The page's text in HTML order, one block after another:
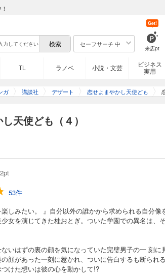
セーフサーチ 中
来店pt
Get!
TL ラノベ 小説・文芸
ビジネス
実用
ガ 講談社 デザート 恋せよまやかし天使ども
天使ども（４）
2pt
53件
楽しみたい。 』自分以外の誰かから求められる自分像
女を演じてきた桂おとぎ。ついた学園での異名は、
いはずの裏の顔を気になっていた完璧男子の一 刻に
顔があった一刻に惹かれ、ついに告白するも断られる
けた想いは彼の心を動かして!?